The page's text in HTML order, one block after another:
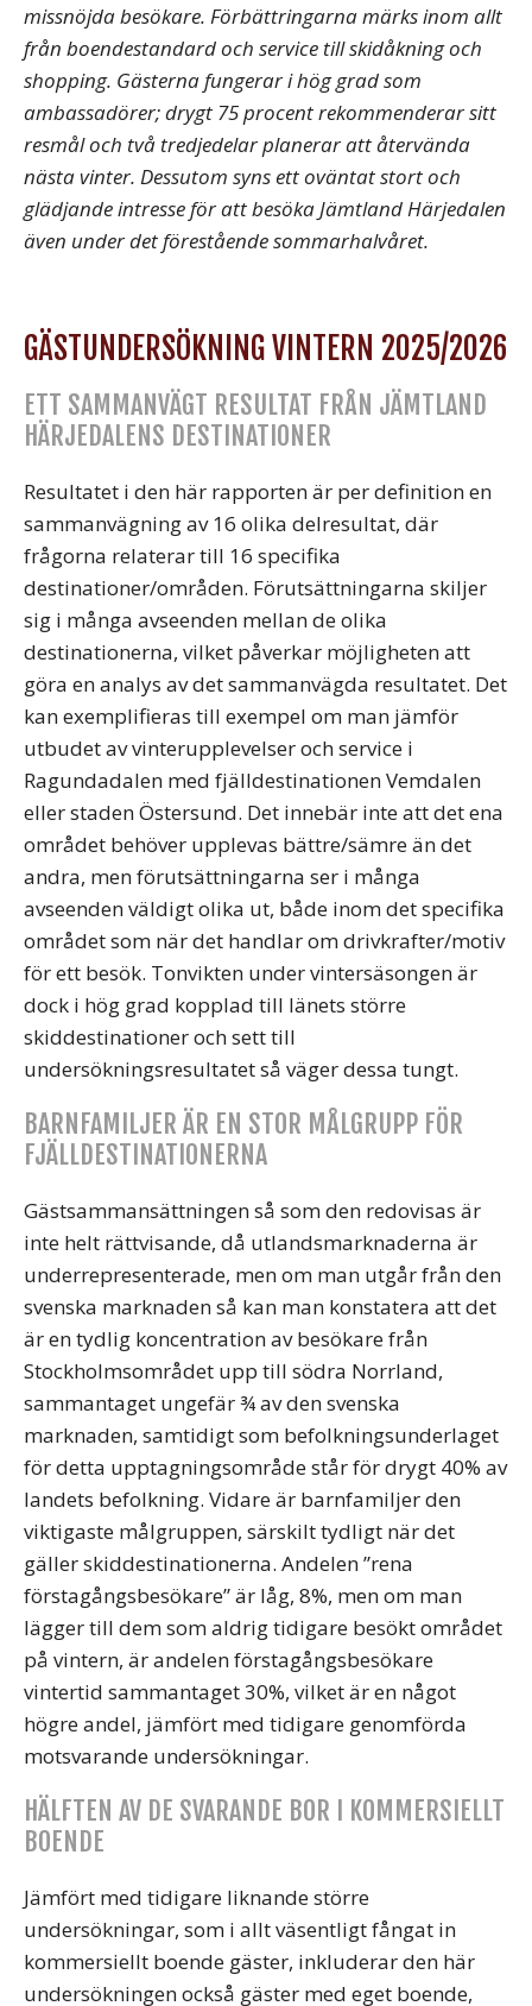
missnöjda besökare. Förbättringarna märks inom allt
från boendestandard och service till skidåkning och
shopping. Gästerna fungerar i hög grad som
ambassadörer; drygt 75 procent rekommenderar sitt
resmål och två tredjedelar planerar att återvända
nästa vinter. Dessutom syns ett oväntat stort och
glädjande intresse för att besöka Jämtland Härjedalen
även under det förestående sommarhalvåret.
GÄSTUNDERSÖKNING VINTERN 2025/2026
ETT SAMMANVÄGT RESULTAT FRÅN JÄMTLAND
HÄRJEDALENS DESTINATIONER
Resultatet i den här rapporten är per definition en
sammanvägning av 16 olika delresultat, där
frågorna relaterar till 16 specifika
destinationer/områden. Förutsättningarna skiljer
sig i många avseenden mellan de olika
destinationerna, vilket påverkar möjligheten att
göra en analys av det sammanvägda resultatet. Det
kan exemplifieras till exempel om man jämför
utbudet av vinterupplevelser och service i
Ragundadalen med fjälldestinationen Vemdalen
eller staden Östersund. Det innebär inte att det ena
området behöver upplevas bättre/sämre än det
andra, men förutsättningarna ser i många
avseenden väldigt olika ut, både inom det specifika
området som när det handlar om drivkrafter/motiv
för ett besök. Tonvikten under vintersäsongen är
dock i hög grad kopplad till länets större
skiddestinationer och sett till
undersökningsresultatet så väger dessa tungt.
BARNFAMILJER ÄR EN STOR MÅLGRUPP FÖR
FJÄLLDESTINATIONERNA
Gästsammansättningen så som den redovisas är
inte helt rättvisande, då utlandsmarknaderna är
underrepresenterade, men om man utgår från den
svenska marknaden så kan man konstatera att det
är en tydlig koncentration av besökare från
Stockholmsområdet upp till södra Norrland,
sammantaget ungefär ¾ av den svenska
marknaden, samtidigt som befolkningsunderlaget
för detta upptagningsområde står för drygt 40% av
landets befolkning. Vidare är barnfamiljer den
viktigaste målgruppen, särskilt tydligt när det
gäller skiddestinationerna. Andelen ”rena
förstagångsbesökare” är låg, 8%, men om man
lägger till dem som aldrig tidigare besökt området
på vintern, är andelen förstagångsbesökare
vintertid sammantaget 30%, vilket är en något
högre andel, jämfört med tidigare genomförda
motsvarande undersökningar.
HÄLFTEN AV DE SVARANDE BOR I KOMMERSIELLT
BOENDE
Jämfört med tidigare liknande större
undersökningar, som i allt väsentligt fångat in
kommersiellt boende gäster, inkluderar den här
undersökningen också gäster med eget boende,